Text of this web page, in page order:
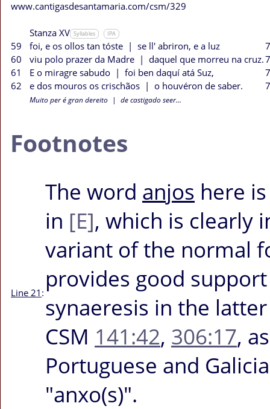
www.cantigasdesantamaria.com/csm/329
Stanza XV Syllables IPA
59 foi, e os ollos tan tóste | se ll' abriron, e a luz
60
viu polo prazer da Madre | daquel que morreu na cruz.
61
E o miragre sabudo | foi ben daquí atá Suz,
62
e dos mouros os crischãos | o houvéron de saber.
Muito per é gran dereito | de castigado seer...
Footnotes
Line 21 :
The word anjos here
in [E], which is clearly
variant of the normal
provides good
synaeresis in the
CSM 141:42, 306:17,
Portuguese and
"anxo(s)".